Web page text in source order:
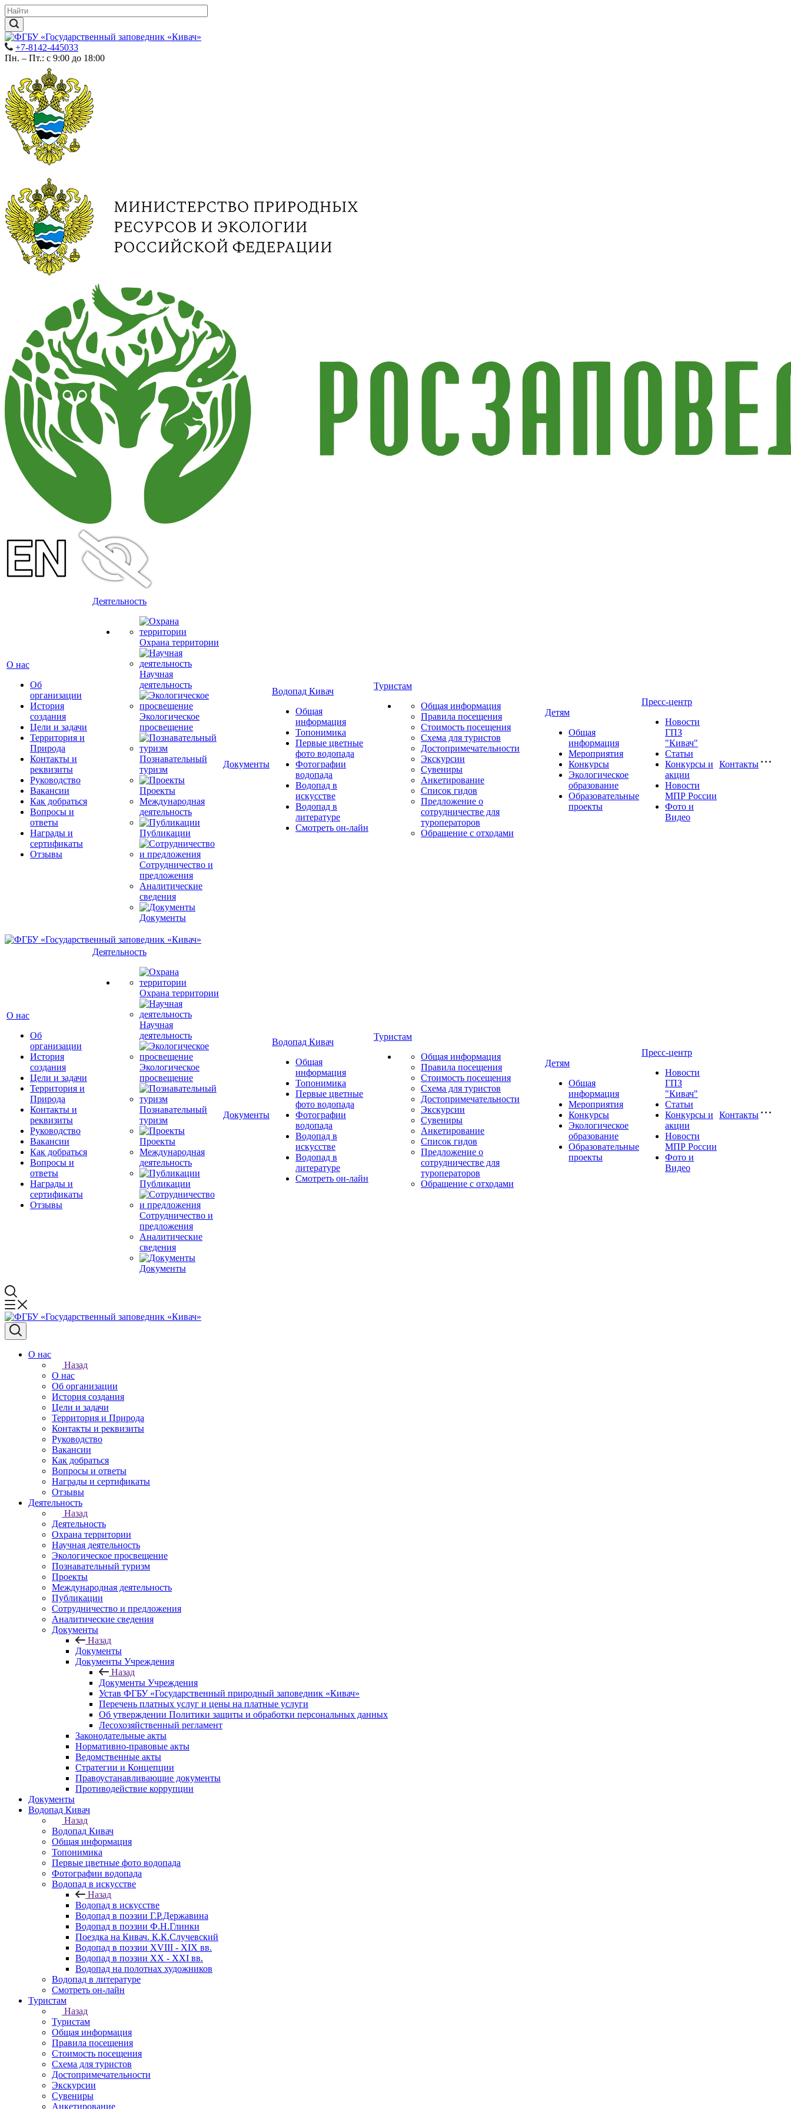
+7-8142-445033
Пн. – Пт.: с 9:00 до 18:00
О нас
Об
организации
История
создания
Цели и задачи
Территория и
Природа
Контакты и
реквизиты
Руководство
Вакансии
Как добраться
Вопросы и
ответы
Награды и
сертификаты
Отзывы
Деятельность
Охрана территории
Научная
деятельность
Экологическое
просвещение
Познавательный
туризм
Проекты
Международная
деятельность
Публикации
Сотрудничество и
предложения
Аналитические
сведения
Документы
Документы
Водопад Кивач
Общая
информация
Топонимика
Первые цветные
фото водопада
Фотографии
водопада
Водопад в
искусстве
Водопад в
литературе
Смотреть он-лайн
Туристам
Общая информация
Правила посещения
Стоимость посещения
Схема для туристов
Достопримечательности
Экскурсии
Сувениры
Анкетирование
Список гидов
Предложение о
сотрудничестве для
туроператоров
Обращение с отходами
Детям
Общая
информация
Мероприятия
Конкурсы
Экологическое
образование
Образовательные
проекты
Пресс-центр
Новости
ГПЗ
"Кивач"
Статьи
Конкурсы и
акции
Новости
МПР России
Фото и
Видео
Контакты
О нас
Об
организации
История
создания
Цели и задачи
Территория и
Природа
Контакты и
реквизиты
Руководство
Вакансии
Как добраться
Вопросы и
ответы
Награды и
сертификаты
Отзывы
Деятельность
Охрана территории
Научная
деятельность
Экологическое
просвещение
Познавательный
туризм
Проекты
Международная
деятельность
Публикации
Сотрудничество и
предложения
Аналитические
сведения
Документы
Документы
Водопад Кивач
Общая
информация
Топонимика
Первые цветные
фото водопада
Фотографии
водопада
Водопад в
искусстве
Водопад в
литературе
Смотреть он-лайн
Туристам
Общая информация
Правила посещения
Стоимость посещения
Схема для туристов
Достопримечательности
Экскурсии
Сувениры
Анкетирование
Список гидов
Предложение о
сотрудничестве для
туроператоров
Обращение с отходами
Детям
Общая
информация
Мероприятия
Конкурсы
Экологическое
образование
Образовательные
проекты
Пресс-центр
Новости
ГПЗ
"Кивач"
Статьи
Конкурсы и
акции
Новости
МПР России
Фото и
Видео
Контакты
О нас
Назад
О нас
Об организации
История создания
Цели и задачи
Территория и Природа
Контакты и реквизиты
Руководство
Вакансии
Как добраться
Вопросы и ответы
Награды и сертификаты
Отзывы
Деятельность
Назад
Деятельность
Охрана территории
Научная деятельность
Экологическое просвещение
Познавательный туризм
Проекты
Международная деятельность
Публикации
Сотрудничество и предложения
Аналитические сведения
Документы
Назад
Документы
Документы Учреждения
Назад
Документы Учреждения
Устав ФГБУ «Государственный природный заповедник «Кивач»
Перечень платных услуг и цены на платные услуги
Об утверждении Политики защиты и обработки персональных данных
Лесохозяйственный регламент
Законодательные акты
Нормативно-правовые акты
Ведомственные акты
Стратегии и Концепции
Правоустанавливающие документы
Противодействие коррупции
Документы
Водопад Кивач
Назад
Водопад Кивач
Общая информация
Топонимика
Первые цветные фото водопада
Фотографии водопада
Водопад в искусстве
Назад
Водопад в искусстве
Водопад в поэзии Г.Р.Державина
Водопад в поэзии Ф.Н.Глинки
Поездка на Кивач. К.К.Случевский
Водопад в поэзии XVIII - XIX вв.
Водопад в поэзии XX - XXI вв.
Водопад на полотнах художников
Водопад в литературе
Смотреть он-лайн
Туристам
Назад
Туристам
Общая информация
Правила посещения
Стоимость посещения
Схема для туристов
Достопримечательности
Экскурсии
Сувениры
Анкетирование